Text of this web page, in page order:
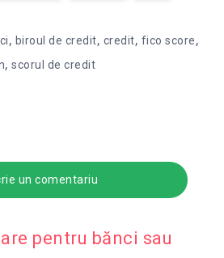
, biroul de credit, credit, fico score,
,scorul de credit
un comentariu
pentru bănci sau